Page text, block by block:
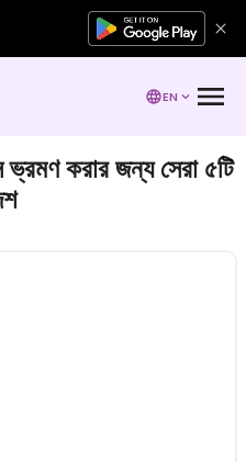
EN
ভ্রমণ করার জন্য সেরা ৫টি